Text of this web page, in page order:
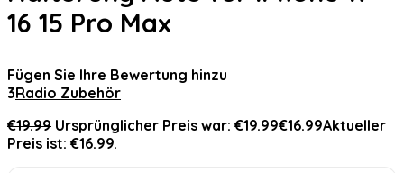
16 15 Pro Max
Fügen Sie Ihre Bewertung hinzu
3Radio Zubehör
€19.99 Ursprünglicher Preis war: €19.99€16.99Aktueller
Preis ist: €16.99.